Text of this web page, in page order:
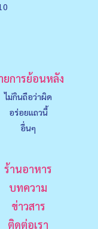
ยการย้อนหลัง
ไม่กินถือว่าผิด
อร่อยแถวนี้
อื่นๆ
ร้านอาหาร
บทความ
ข่าวสาร
ติดต่อเรา